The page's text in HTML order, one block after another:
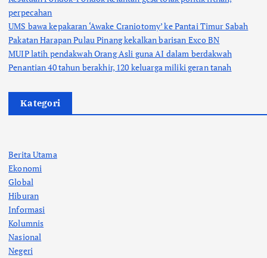
perpecahan
UMS bawa kepakaran ‘Awake Craniotomy’ ke Pantai Timur Sabah
Pakatan Harapan Pulau Pinang kekalkan barisan Exco BN
MUIP latih pendakwah Orang Asli guna AI dalam berdakwah
Penantian 40 tahun berakhir, 120 keluarga miliki geran tanah
Kategori
Berita Utama
Ekonomi
Global
Hiburan
Informasi
Kolumnis
Nasional
Negeri